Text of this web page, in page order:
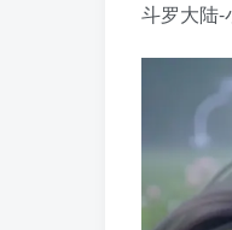
斗罗大陆-